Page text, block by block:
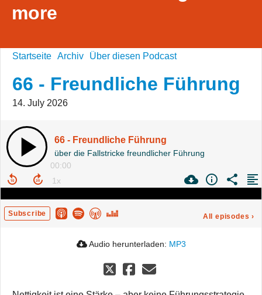
more
Startseite Archiv Über diesen Podcast
66 - Freundliche Führung
14. July 2026
66 - Freundliche Führung
über die Fallstricke freundlicher Führung
00:00
Subscribe All episodes ›
Audio herunterladen: MP3